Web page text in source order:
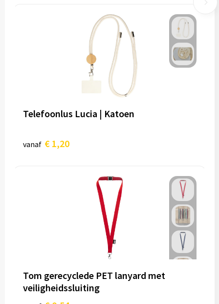
Telefoonlus Lucia | Katoen
vanaf € 1,20
Tom gerecyclede PET lanyard met
veiligheidssluiting